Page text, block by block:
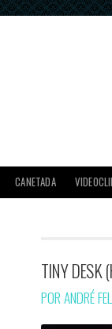
CANETADA
TINY DESK
POR ANDRÉ